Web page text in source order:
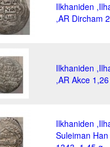
Ilkhaniden
,AR Dircham
Ilkhaniden
,AR Akce
Ilkhaniden
Suleiman